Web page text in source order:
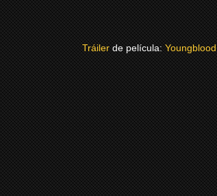
Tráiler de película:Youngblood